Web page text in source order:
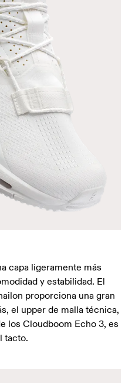
capa ligeramente más
y estabilidad. El
proporciona una gran
el upper de malla técnica,
los Cloudboom Echo 3, es
tacto.